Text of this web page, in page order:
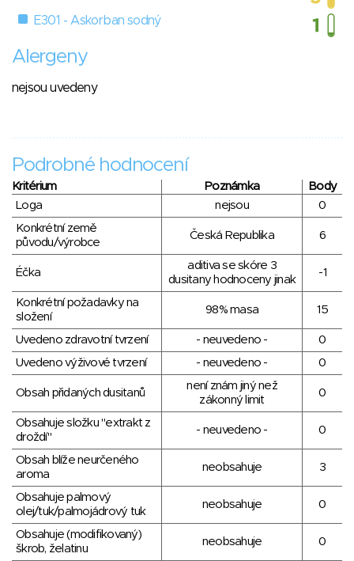
E301 - Askorban sodný
Alergeny
nejsou uvedeny
Podrobné hodnocení
Kritérium Poznámka
Body
Loga
nejsou
0
Konkrétní země
původu/výrobce
Česká Republika 6
Éčka
aditiva se skóre 3
dusitany hodnoceny jinak
-1
Konkrétní požadavky na
složení
98% masa 15
Uvedeno zdravotní tvrzení - neuvedeno -
0
Uvedeno výživové tvrzení
- neuvedeno - 0
Obsah přidaných dusitanů
není znám jiný než
zákonný limit
0
Obsahuje složku "extrakt z
droždí"
- neuvedeno - 0
Obsah blíže neurčeného
aroma
neobsahuje 3
Obsahuje palmový
olej/tuk/palmojádrový tuk
neobsahuje 0
Obsahuje (modifikovaný)
škrob, želatinu
neobsahuje 0